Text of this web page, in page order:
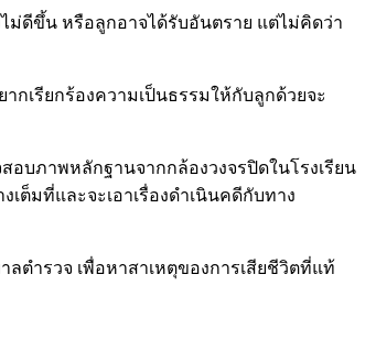
ม่ดีขึ้น หรือลูกอาจได้รับอันตราย แต่ไม่คิดว่า
เรียกร้องความเป็นธรรมให้กับลูกด้วยจะ
บภาพหลักฐานจากกล้องวงจรปิดในโรงเรียน
ต็มที่และจะเอาเรื่องดำเนินคดีกับทาง
ตำรวจ เพื่อหาสาเหตุของการเสียชีวิตที่แท้